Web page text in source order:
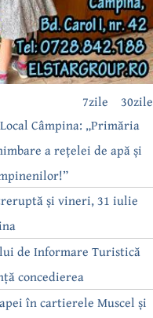
30zile
7zile
Câmpina: „Primăria
a rețelei de apă și
și vineri, 31 iulie
de Informare Turistică
concedierea
în cartierele Muscel și